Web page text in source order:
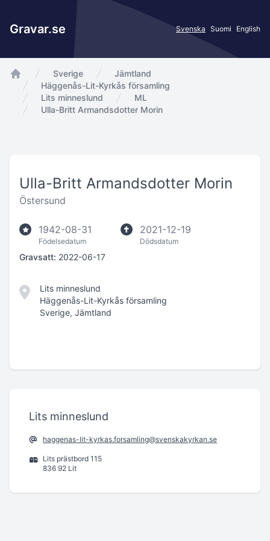
Gravar.se Svenska Suomi English
app.Start
Sverige
Jämtland
Häggenås-Lit-Kyrkås församling
Lits minneslund
ML
Ulla-Britt Armandsdotter Morin
Ulla-Britt Armandsdotter Morin
Östersund
1942-08-31
Födelsedatum
2021-12-19
Dödsdatum
Gravsatt: 2022-06-17
Lits minneslund
Häggenås-Lit-Kyrkås församling
Sverige, Jämtland
Lits minneslund
haggenas-lit-kyrkas.forsamling@svenskakyrkan.se
Lits prästbord 115
836 92 Lit